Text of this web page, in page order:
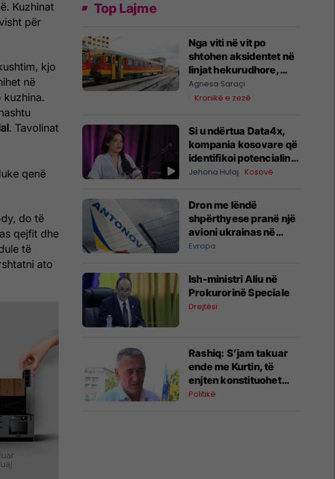
Kuzhinat
për
kjo
në
kuzhina.
. Tavolinat
qenë
do të
qejfit dhe
të
ato
Top Lajme
Nga viti në vit po
shtohen aksidentet në
linjat hekurudhore,
kërkohen masa
urgjente për sigurinë
Agnesa Saraçi
Kronikë e zezë
Si u ndërtua Data4x,
kompania kosovare që
identifikoi potencialin
prej 1 miliard eurosh
Jehona Hulaj Kosovë
Dron me lëndë
shpërthyese pranë një
avioni ukrainas në
Leipzig
Evropa
Ish-ministri ​Aliu në
Prokurorinë Speciale
Drejtësi
​Rashiq: S’jam takuar
ende me Kurtin, të
enjten konstituohet
kuvendi por s’votohet
Politikë